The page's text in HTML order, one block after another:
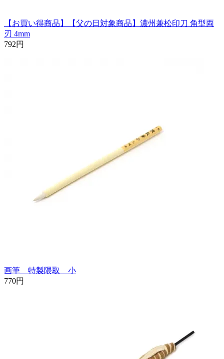
【お買い得商品】【父の日対象商品】濃州兼松印刀 角型両
刃 4mm
792円
画筆 特製隈取 小
770円